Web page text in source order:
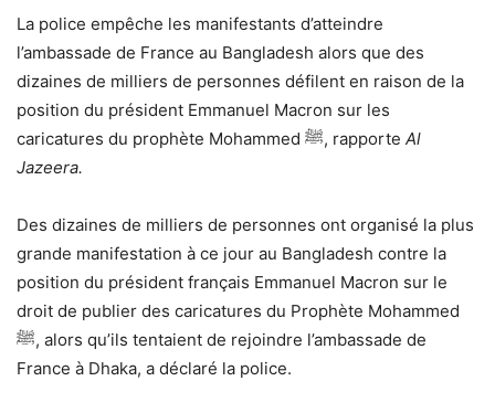
La police empêche les manifestants d’atteindre
l’ambassade de France au Bangladesh alors que des
dizaines de milliers de personnes défilent en raison de la
position du président Emmanuel Macron sur les
caricatures du prophète Mohammed ﷺ, rapporte Al
Jazeera.
Des dizaines de milliers de personnes ont organisé la plus
grande manifestation à ce jour au Bangladesh contre la
position du président français Emmanuel Macron sur le
droit de publier des caricatures du Prophète Mohammed
ﷺ, alors qu’ils tentaient de rejoindre l’ambassade de
France à Dhaka, a déclaré la police.